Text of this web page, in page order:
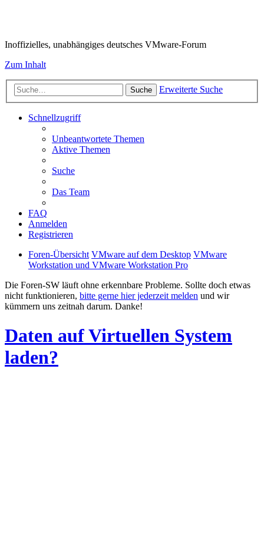
Inoffizielles, unabhängiges deutsches VMware-Forum
Zum Inhalt
Suche Erweiterte Suche
Schnellzugriff
Unbeantwortete Themen
Aktive Themen
Suche
Das Team
FAQ
Anmelden
Registrieren
Foren-Übersicht VMware auf dem Desktop VMware
Workstation und VMware Workstation Pro
Die Foren-SW läuft ohne erkennbare Probleme. Sollte doch etwas
nicht funktionieren, bitte gerne hier jederzeit melden und wir
kümmern uns zeitnah darum. Danke!
Daten auf Virtuellen System
laden?